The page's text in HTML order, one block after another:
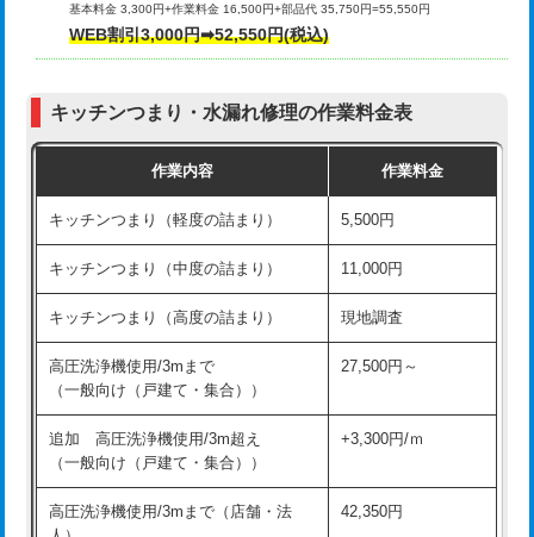
給水管工事※（ライニング鋼管・銅
管・ポリ管・HT管使用/3ｍまで)
44,000円
管・ポリ管・HT管使用/3ｍ超え)
排水管工事（土の掘削・埋め戻し作
11,000円~
排水管工事（排水管工事/3ｍまで） 55,000円
排水管工事（追加 排水管工事/3ｍ超
+11,000円
マス交換（深さ50㎝未満）
マス交換（深さ50㎝以上） 66,000円
コンクリート斫り（厚さ10㎝まで）
その他部品の脱着
式・ワンホール）)
交換・取付(排水栓・排水トラップ
22,000円+材料費
持込商品取付（単水栓）
持込商品取付（混合水栓） 16,500円
基本料金 3,300円+作業料金 16,500円+部品代 35,750円=55,550円
WEB割引3,000円➡52,550円(税込)
キッチンつまり・水漏れ修理の作業料金表
作業内容 作業料金
キッチンつまり（軽度の詰まり） 5,500円
キッチンつまり（中度の詰まり） 11,000円
キッチンつまり（高度の詰まり） 現地調査
高圧洗浄機使用/3mまで
（一般向け（戸建て・集合））
27,500円～
追加 高圧洗浄機使用/3m超え
（一般向け（戸建て・集合））
+3,300円/ｍ
高圧洗浄機使用/3mまで（店舗・法
42,350円